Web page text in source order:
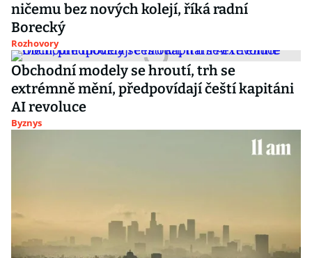
ničemu bez nových kolejí, říká radní
Borecký
Rozhovory
Obchodní modely se hroutí, trh se
extrémně mění, předpovídají čeští kapitáni
AI revoluce
Byznys